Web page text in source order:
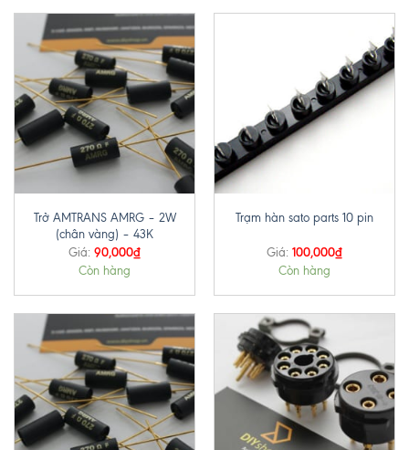
Trở AMTRANS AMRG – 2W
(chân vàng) – 43K
Giá: 90,000₫
Còn hàng
Trạm hàn sato parts 10 pin
Giá: 100,000₫
Còn hàng